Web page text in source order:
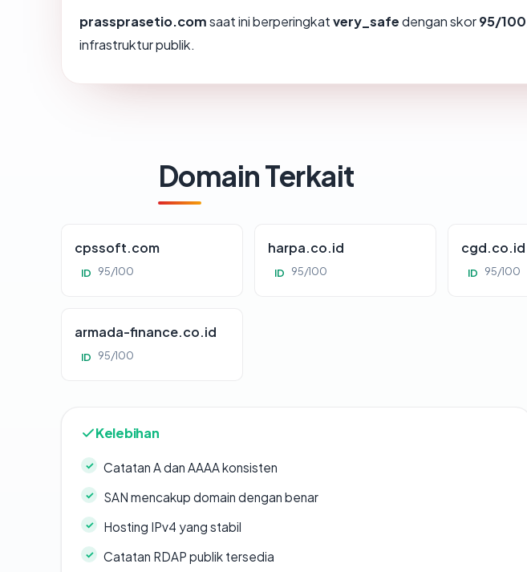
prassprasetio.comsaat ini berperingkatvery_safedengan skor95/100
infrastruktur publik.
Domain Terkait
cpssoft.com
ID 95/100
harpa.co.id
ID 95/100
cgd.co.id
ID 95/100
armada-finance.co.id
ID 95/100
Kelebihan
Catatan A dan AAAA konsisten
SAN mencakup domain dengan benar
Hosting IPv4 yang stabil
Catatan RDAP publik tersedia